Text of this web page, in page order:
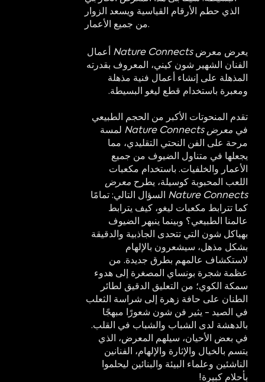
الذي حطم الأرقام القياسية ويسعد الزوار
من جميع الأعمار.
يعرض معرضNature Connects أعمال
الفنان الشهير شون كيني، المعروف بقدرته
المذهلة على إنشاء أعمال فنية مذهلة
ومعبرة باستخدام قطع ليغو البسيطة.
تقدم المنحوتات الأكبر من الحجم الطبيعي
في معرض Nature Connects
لمسة
مرحة على الفن النحتي التقليدي، مما
يجعلها في متناول الضيوف من جميع
الأعمار والخلفيات. باستخدام مكعبات
اللعب المحبوبة كوسيلة، يطرح معرض
Nature Connects السؤال التالي: تمامًا
كما تترابط مكعبات ليغو، كيف يترابط
عالمنا الطبيعي؟ وبينما ينبهر الضيوف
بهياكل شون التي تتحدى الجاذبية والدقيقة
بشكل مذهل، سيشعرون بالإلهام
لاستكشاف عالمهم بطرق جديدة. من
عظمة شجرة بونساي المصغرة إلى هدوء
سمكة الكوي؛ من التعليق الدقيق لطائر
الطنان على حافة زهرة إلى شراسة الثعلب
في الصيد - يثير فن شون شعورًا مبهجًا
بالدهشة لدى الشباب والشباب في القلب.
في بعض الأحيان، سيلهم المعرض، الذي
يتسم بالخيال والإثارة والإلهام، الفنانين
الناشئين وعلماء البيئة والبنائين ليحلموا
بأحلام كبيرة!